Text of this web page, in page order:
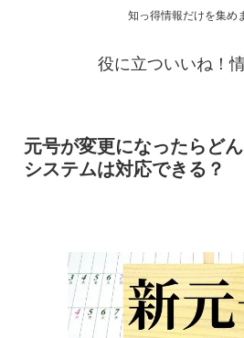
知っ得情報だけを集め
役に立ついいね！
元号が変更になったらど
システムは対応できる？